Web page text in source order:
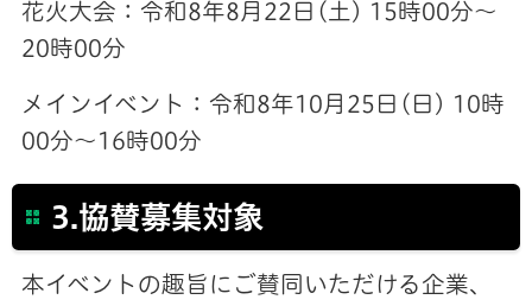
花火大会：令和8年8月22日(土) 15時00分～
20時00分
メインイベント：令和8年10月25日(日) 10時
00分～16時00分
3.協賛募集対象
本イベントの趣旨にご賛同いただける企業、